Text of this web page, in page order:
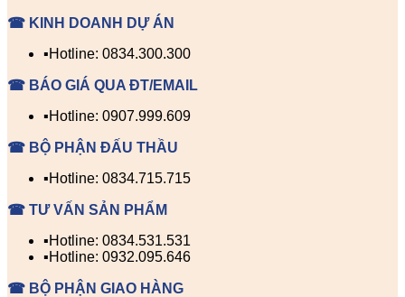
☎ KINH DOANH DỰ ÁN
▪️Hotline: 0834.300.300
☎ BÁO GIÁ QUA ĐT/EMAIL
▪️Hotline: 0907.999.609
☎ BỘ PHẬN ĐẤU THẦU
▪️Hotline: 0834.715.715
☎ TƯ VẤN SẢN PHẨM
▪️Hotline: 0834.531.531
▪️Hotline: 0932.095.646
☎ BỘ PHẬN GIAO HÀNG